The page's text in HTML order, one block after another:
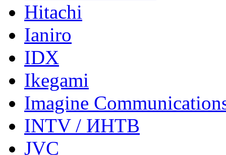
Hitachi
Ianiro
IDX
Ikegami
Imagine
INTV / ИНТВ
JVC